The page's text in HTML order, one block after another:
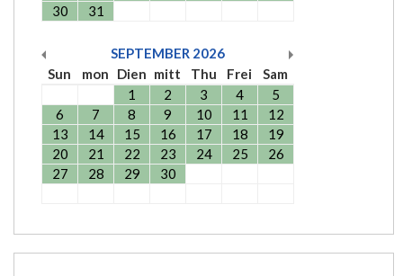
30
31
SEPTEMBER 2026
Sun
mon Dien mitt Thu Frei
Sam
1
2 3 4
5
6
7 8 9 10 11
12
13
14 15 16 17 18
19
20
21 22 23 24 25
26
27
28 29 30